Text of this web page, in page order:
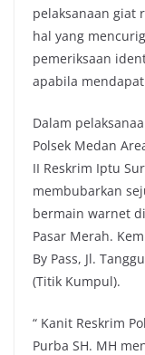
pelaksanaan giat
hal yang
pemeriksaan
apabila
Dalam
Polsek Medan
II Reskrim Iptu
membubarkan
bermain warnet di
Pasar Merah.
By Pass, Jl.
(Titik Kumpul).
“ Kanit Reskrim
Purba SH. MH